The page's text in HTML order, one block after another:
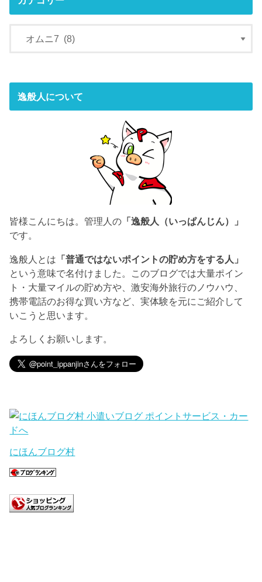
逸般人について
皆様こんにちは。管理人の 「逸般人（いっぱんじん）」
です。
逸般人とは 「普通ではないポイントの貯め方をする人」
という意味で名付けました。このブログでは大量ポイン
ト・大量マイルの貯め方や、激安海外旅行のノウハウ、
携帯電話のお得な買い方など、実体験を元にご紹介して
いこうと思います。
よろしくお願いします。
にほんブログ村